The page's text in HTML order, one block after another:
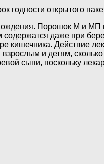
открытого
Порошок М и МП
даже при
кишечника. Действие
и детям,
сыпи, поскольку